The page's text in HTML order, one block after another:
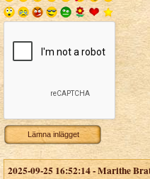
2025-09-25 16:52:14-Marithe